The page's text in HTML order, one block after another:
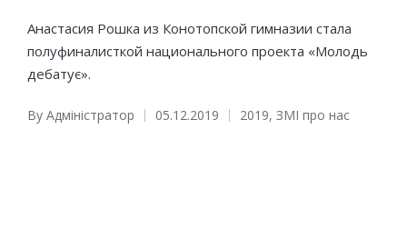
Анастасия Рошка из Конотопской гимназии стала
полуфиналисткой национального проекта «Молодь
дебатує».
Posted
By Адміністратор 05.12.2019
Posted
2019, ЗМІ про нас